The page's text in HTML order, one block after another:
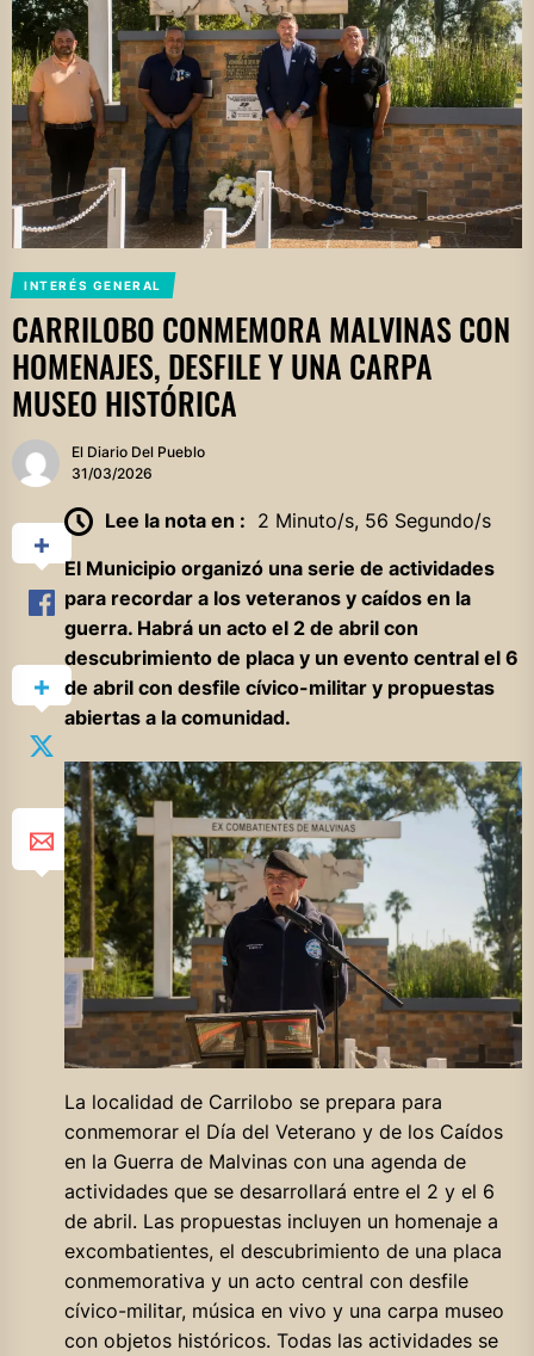
INTERÉS GENERAL
CARRILOBO CONMEMORA MALVINAS CON
HOMENAJES, DESFILE Y UNA CARPA
MUSEO HISTÓRICA
El Diario Del Pueblo
31/03/2026
Lee la nota en : 2 Minuto/s, 56 Segundo/s
El Municipio organizó una serie de actividades
para recordar a los veteranos y caídos en la
guerra. Habrá un acto el 2 de abril con
descubrimiento de placa y un evento central el 6
de abril con desfile cívico-militar y propuestas
abiertas a la comunidad.
La localidad de Carrilobo se prepara para
conmemorar el Día del Veterano y de los Caídos
en la Guerra de Malvinas con una agenda de
actividades que se desarrollará entre el 2 y el 6
de abril. Las propuestas incluyen un homenaje a
excombatientes, el descubrimiento de una placa
conmemorativa y un acto central con desfile
cívico-militar, música en vivo y una carpa museo
con objetos históricos. Todas las actividades se